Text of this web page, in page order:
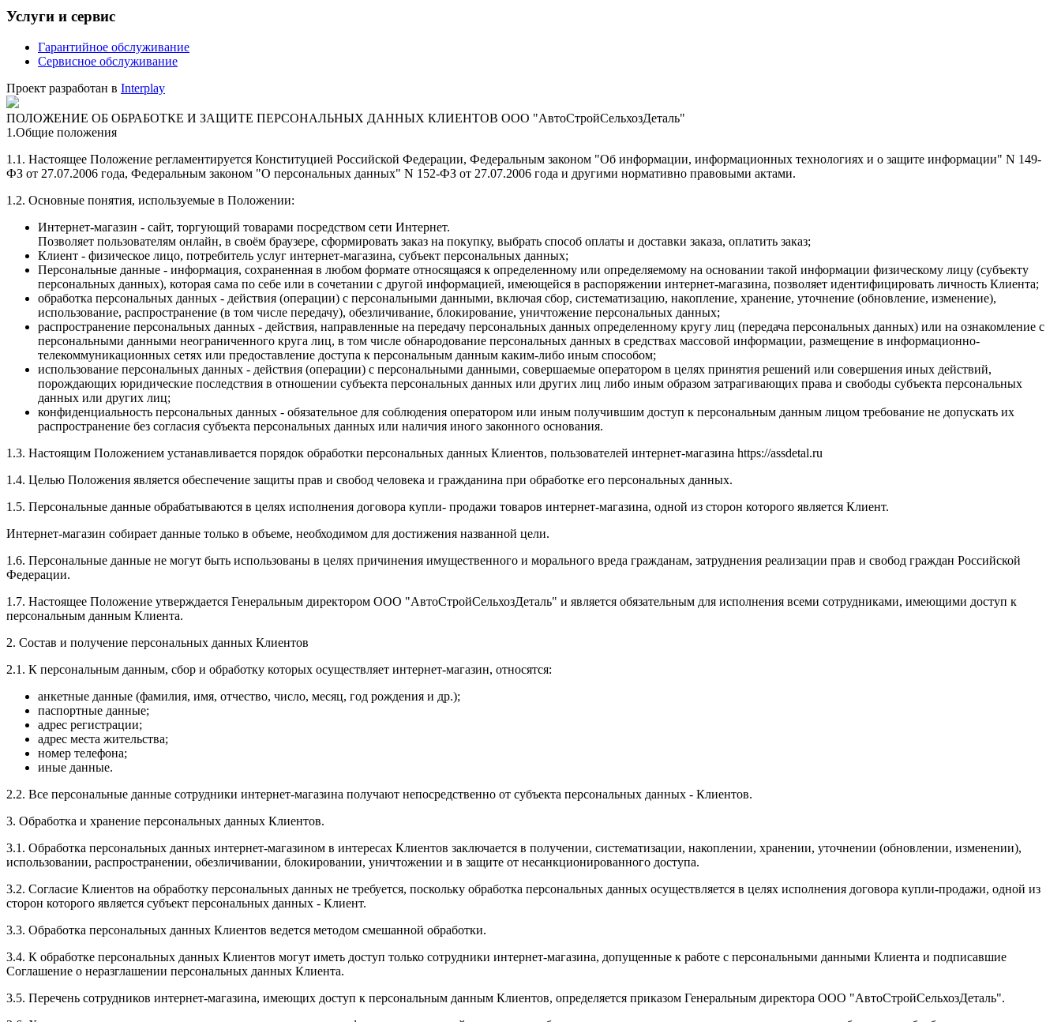
Услуги и сервис
Гарантийное обслуживание
Сервисное обслуживание
Проект разработан в Interplay
ПОЛОЖЕНИЕ ОБ ОБРАБОТКЕ И ЗАЩИТЕ ПЕРСОНАЛЬНЫХ ДАННЫХ КЛИЕНТОВ ООО "АвтоСтройСельхозДеталь"
1.Общие положения
1.1. Настоящее Положение регламентируется Конституцией Российской Федерации, Федеральным законом "Об информации, информационных технологиях и о защите информации" N 149-
ФЗ от 27.07.2006 года, Федеральным законом "О персональных данных" N 152-ФЗ от 27.07.2006 года и другими нормативно правовыми актами.
1.2. Основные понятия, используемые в Положении:
Интернет-магазин - сайт, торгующий товарами посредством сети Интернет.
Позволяет пользователям онлайн, в своём браузере, сформировать заказ на покупку, выбрать способ оплаты и доставки заказа, оплатить заказ;
Клиент - физическое лицо, потребитель услуг интернет-магазина, субъект персональных данных;
Персональные данные - информация, сохраненная в любом формате относящаяся к определенному или определяемому на основании такой информации физическому лицу (субъекту
персональных данных), которая сама по себе или в сочетании с другой информацией, имеющейся в распоряжении интернет-магазина, позволяет идентифицировать личность Клиента;
обработка персональных данных - действия (операции) с персональными данными, включая сбор, систематизацию, накопление, хранение, уточнение (обновление, изменение),
использование, распространение (в том числе передачу), обезличивание, блокирование, уничтожение персональных данных;
распространение персональных данных - действия, направленные на передачу персональных данных определенному кругу лиц (передача персональных данных) или на ознакомление с
персональными данными неограниченного круга лиц, в том числе обнародование персональных данных в средствах массовой информации, размещение в информационно-
телекоммуникационных сетях или предоставление доступа к персональным данным каким-либо иным способом;
использование персональных данных - действия (операции) с персональными данными, совершаемые оператором в целях принятия решений или совершения иных действий,
порождающих юридические последствия в отношении субъекта персональных данных или других лиц либо иным образом затрагивающих права и свободы субъекта персональных
данных или других лиц;
конфиденциальность персональных данных - обязательное для соблюдения оператором или иным получившим доступ к персональным данным лицом требование не допускать их
распространение без согласия субъекта персональных данных или наличия иного законного основания.
1.3. Настоящим Положением устанавливается порядок обработки персональных данных Клиентов, пользователей интернет-магазина https://assdetal.ru
1.4. Целью Положения является обеспечение защиты прав и свобод человека и гражданина при обработке его персональных данных.
1.5. Персональные данные обрабатываются в целях исполнения договора купли- продажи товаров интернет-магазина, одной из сторон которого является Клиент.
Интернет-магазин собирает данные только в объеме, необходимом для достижения названной цели.
1.6. Персональные данные не могут быть использованы в целях причинения имущественного и морального вреда гражданам, затруднения реализации прав и свобод граждан Российской
Федерации.
1.7. Настоящее Положение утверждается Генеральным директором ООО "АвтоСтройСельхозДеталь" и является обязательным для исполнения всеми сотрудниками, имеющими доступ к
персональным данным Клиента.
2. Состав и получение персональных данных Клиентов
2.1. К персональным данным, сбор и обработку которых осуществляет интернет-магазин, относятся:
анкетные данные (фамилия, имя, отчество, число, месяц, год рождения и др.);
паспортные данные;
адрес регистрации;
адрес места жительства;
номер телефона;
иные данные.
2.2. Все персональные данные сотрудники интернет-магазина получают непосредственно от субъекта персональных данных - Клиентов.
3. Обработка и хранение персональных данных Клиентов.
3.1. Обработка персональных данных интернет-магазином в интересах Клиентов заключается в получении, систематизации, накоплении, хранении, уточнении (обновлении, изменении),
использовании, распространении, обезличивании, блокировании, уничтожении и в защите от несанкционированного доступа.
3.2. Согласие Клиентов на обработку персональных данных не требуется, поскольку обработка персональных данных осуществляется в целях исполнения договора купли-продажи, одной из
сторон которого является субъект персональных данных - Клиент.
3.3. Обработка персональных данных Клиентов ведется методом смешанной обработки.
3.4. К обработке персональных данных Клиентов могут иметь доступ только сотрудники интернет-магазина, допущенные к работе с персональными данными Клиента и подписавшие
Соглашение о неразглашении персональных данных Клиента.
3.5. Перечень сотрудников интернет-магазина, имеющих доступ к персональным данным Клиентов, определяется приказом Генеральным директора ООО "АвтоСтройСельхозДеталь".